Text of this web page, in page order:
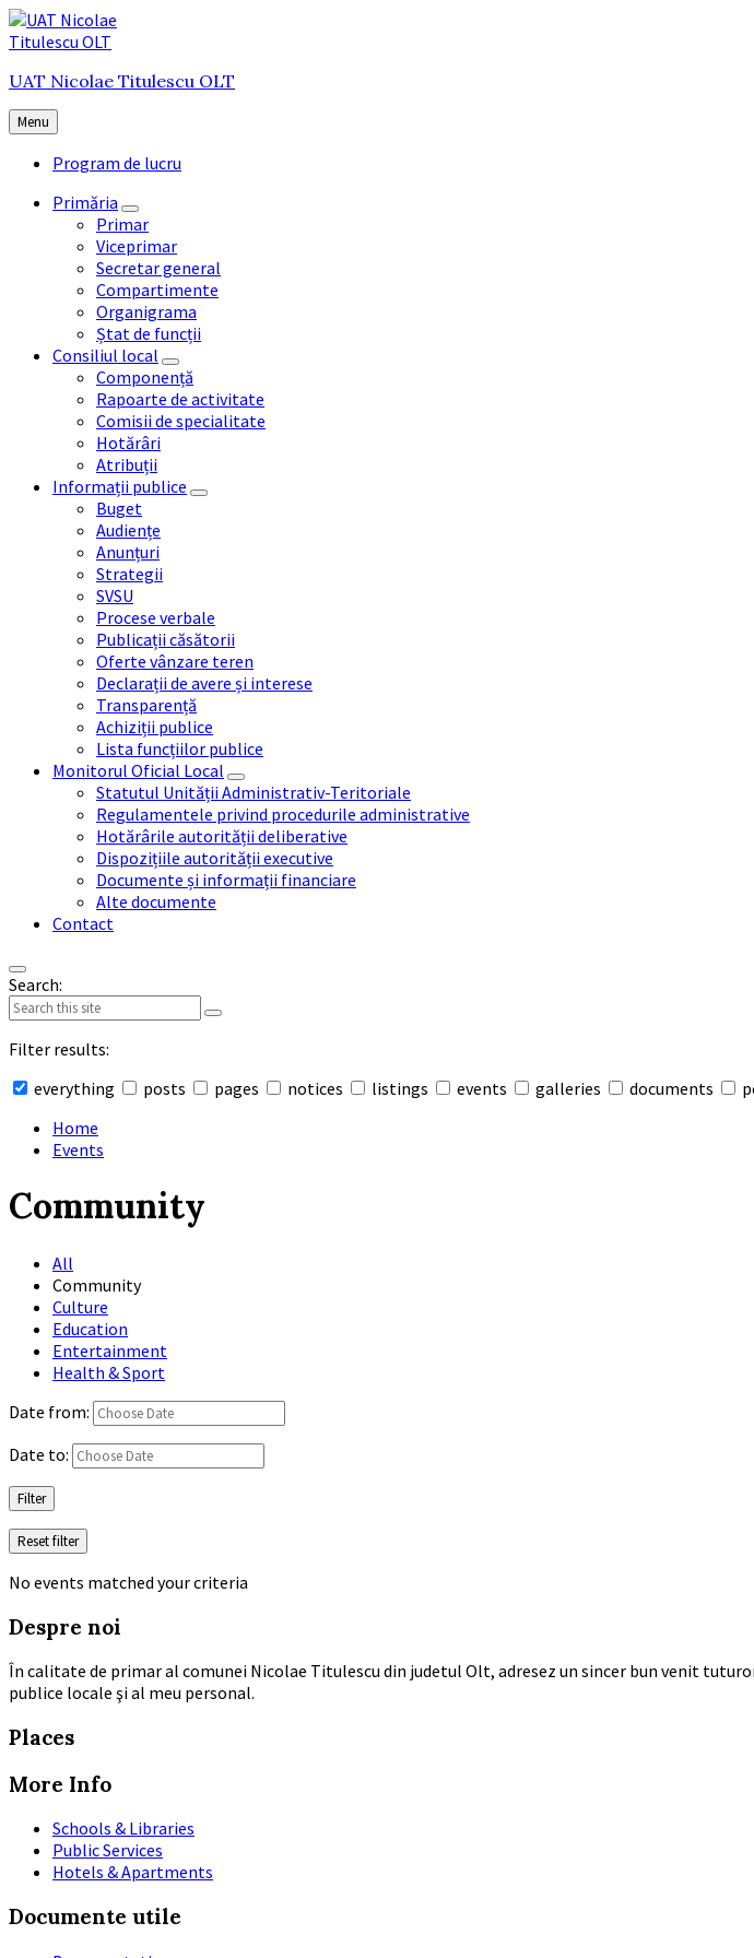
Skip
to
Skip
to
navigation
Skip
to
UAT Nicolae Titulescu OLT
Menu
Program de lucru
Primăria
Primar
Viceprimar
Secretar general
Compartimente
Organigrama
Ștat de funcții
Consiliul local
Componență
Rapoarte de activitate
Comisii de specialitate
Hotărâri
Atribuții
Informații publice
Buget
Audiențe
Anunțuri
Strategii
SVSU
Procese verbale
Publicații căsătorii
Oferte vânzare teren
Declarații de avere și interese
Transparență
Achiziții publice
Lista funcțiilor publice
Monitorul Oficial Local
Statutul Unității Administrativ-Teritoriale
Regulamentele privind procedurile administrative
Hotărârile autorității deliberative
Dispozițiile autorității executive
Documente și informații financiare
Alte documente
Contact
Search:
Filter results:
everything
posts pages notices listings events galleries documents
search
Home
Events
Community
All
Community
Culture
Education
Entertainment
Health & Sport
Date from:
Date to:
Filter
Reset filter
No events matched your criteria
Despre noi
În calitate de primar al comunei Nicolae Titulescu din judetul Olt, adresez un sincer bun venit
publice locale şi al meu personal.
Places
More Info
Schools & Libraries
Public Services
Hotels & Apartments
Documente utile